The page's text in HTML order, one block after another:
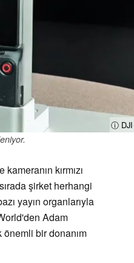
ⓘ DJI
kırmızı
şirket herhangi
yayın organlarıyla
Adam
önemli bir donanım